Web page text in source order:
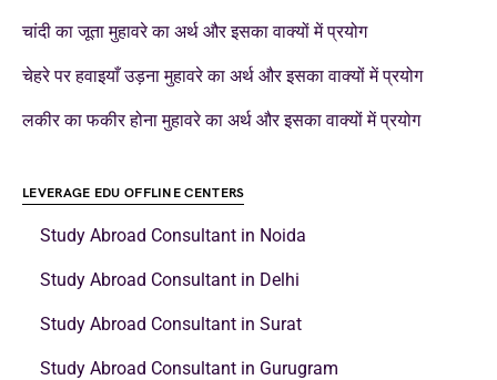
चांदी का जूता मुहावरे का अर्थ और इसका वाक्यों में प्रयोग
चेहरे पर हवाइयाँ उड़ना मुहावरे का अर्थ और इसका वाक्यों में प्रयोग
लकीर का फकीर होना मुहावरे का अर्थ और इसका वाक्यों में प्रयोग
LEVERAGE EDU OFFLINE CENTERS
Study Abroad Consultant in Noida
Study Abroad Consultant in Delhi
Study Abroad Consultant in Surat
Study Abroad Consultant in Gurugram